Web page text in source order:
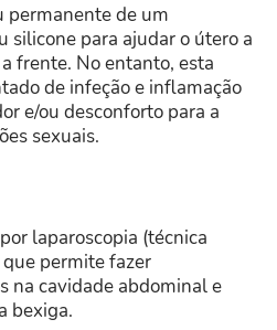
permanente de um
silicone para ajudar o útero a
frente. No entanto, esta
de infeção e inflamação
e/ou desconforto para a
sexuais.
laparoscopia (técnica
permite fazer
na cavidade abdominal e
bexiga.